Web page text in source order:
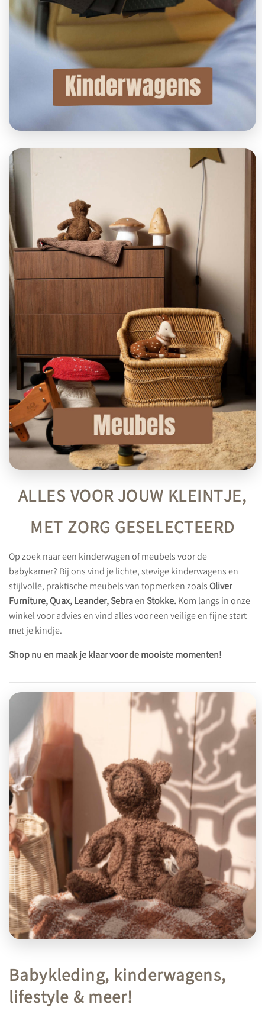
ALLES VOOR JOUW KLEINTJE,
MET ZORG GESELECTEERD
Op zoek naar een kinderwagen of meubels voor de
babykamer? Bij ons vind je lichte, stevige kinderwagens en
stijlvolle, praktische meubels van topmerken zoalsOliver
Furniture, Quax, Leander, SebraenStokke.Kom langs in onze
winkel voor advies en vind alles voor een veilige en fijne start
met je kindje.
Shop nu en maak je klaar voor de mooiste momenten!
Babykleding, kinderwagens,
lifestyle & meer!